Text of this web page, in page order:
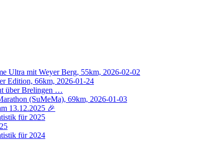
Ultra mit Weyer Berg, 55km, 2026-02-02
Edition, 66km, 2026-01-24
über Brelingen …
(SuMeMa), 69km, 2026-01-03
13.12.2025 🎉
für 2025
für 2024